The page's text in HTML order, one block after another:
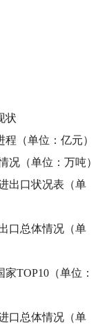
状
（单位：亿元）
况（单位：万吨）
出口状况表（单
口总体情况（单
TOP10（单位：
口总体情况（单